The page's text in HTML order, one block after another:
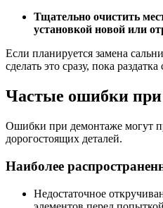
Тщательно очистить
установкой новой или
Если планируется замена
сделать это сразу, пока раздатка
Частые ошибки при
Ошибки при демонтаже могут
дорогостоящих деталей.
Наиболее
Недостаточное